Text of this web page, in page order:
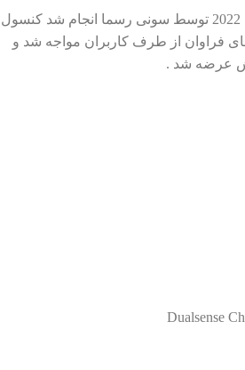
تا آخرین آپدیت که در ژانویه 2022 توسط سونی رسما انجام شد کنسول
5 با تقاضای فراوان از طرف کاربران مواجه شد و
عرضه شد .